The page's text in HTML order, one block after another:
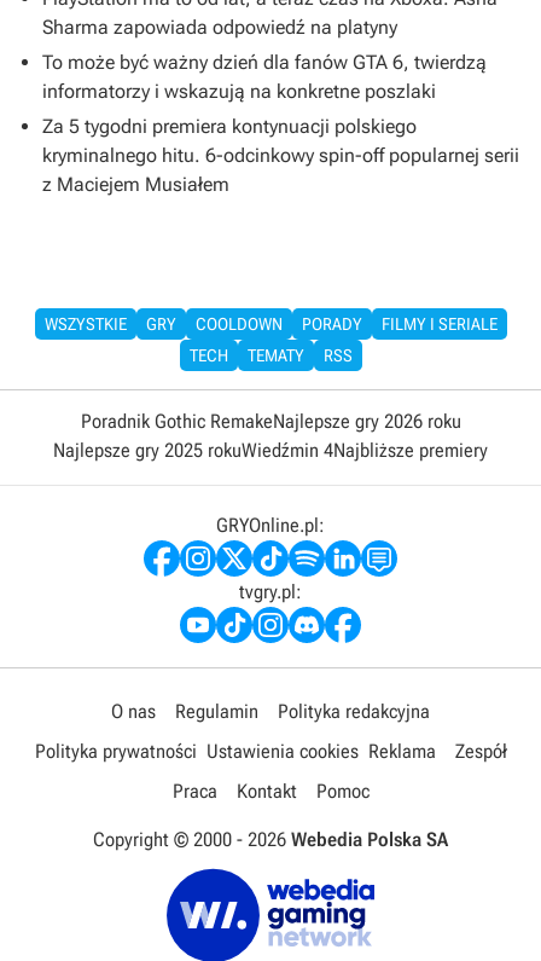
Sharma zapowiada odpowiedź na platyny
To może być ważny dzień dla fanów GTA 6, twierdzą
informatorzy i wskazują na konkretne poszlaki
Za 5 tygodni premiera kontynuacji polskiego
kryminalnego hitu. 6-odcinkowy spin-off popularnej serii
z Maciejem Musiałem
WSZYSTKIE GRY COOLDOWN PORADY
FILMY I SERIALE
TECH
TEMATY RSS
Poradnik Gothic RemakeNajlepsze gry 2026 roku
Najlepsze gry 2025 rokuWiedźmin 4Najbliższe premiery
GRYOnline.pl:
tvgry.pl:
O nas Regulamin
Polityka redakcyjna
Polityka prywatności Ustawienia cookies Reklama
Zespół
Praca
Kontakt Pomoc
Copyright © 2000 - 2026 Webedia Polska SA